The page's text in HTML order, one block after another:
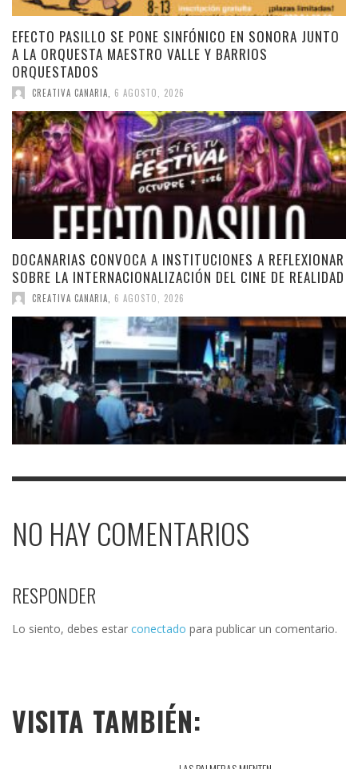
EFECTO PASILLO SE PONE SINFÓNICO EN SONORA JUNTO
A LA ORQUESTA MAESTRO VALLE Y BARRIOS
ORQUESTADOS
CREATIVA CANARIA 6 AGOSTO, 2026
DOCANARIAS CONVOCA A INSTITUCIONES A REFLEXIONAR
SOBRE LA INTERNACIONALIZACIÓN DEL CINE DE REALIDAD
CREATIVA CANARIA 6 AGOSTO, 2026
NO HAY COMENTARIOS
RESPONDER
Lo siento, debes estar conectado para publicar un comentario.
VISITA TAMBIÉN: